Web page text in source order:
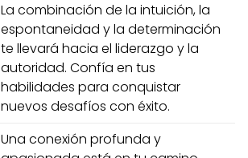
La combinación de la intuición, la
espontaneidad y la determinación
te llevará hacia el liderazgo y la
autoridad. Confía en tus
habilidades para conquistar
nuevos desafíos con éxito.
Una conexión profunda y